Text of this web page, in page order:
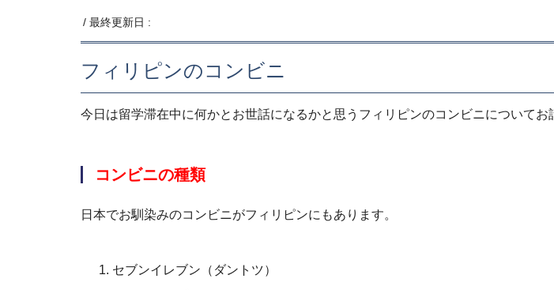
/ 最終更新日 :
フィリピンのコンビニ
今日は留学滞在中に何かとお世話になるかと思うフィリピンのコンビニについてお
コンビニの種類
日本でお馴染みのコンビニがフィリピンにもあります。
セブンイレブン（ダントツ）